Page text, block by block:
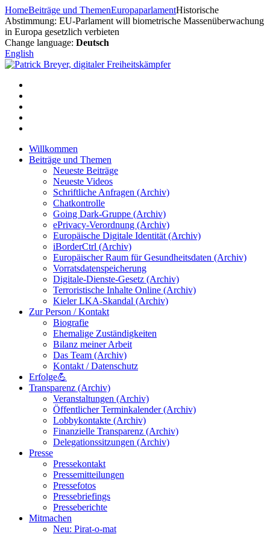
Zum
Inhalt
springen
HomeBeiträge und ThemenEuropaparlamentHistorische
Abstimmung: EU-Parlament will biometrische Massenüberwachung
in Europa gesetzlich verbieten
Change language: Deutsch
English
Willkommen
Beiträge und Themen
Neueste Beiträge
Neueste Videos
Schriftliche Anfragen (Archiv)
Chatkontrolle
Going Dark-Gruppe (Archiv)
ePrivacy-Verordnung (Archiv)
Europäische Digitale Identität (Archiv)
iBorderCtrl (Archiv)
Europäischer Raum für Gesundheitsdaten (Archiv)
Vorratsdatenspeicherung
Digitale-Dienste-Gesetz (Archiv)
Terroristische Inhalte Online (Archiv)
Kieler LKA-Skandal (Archiv)
Zur Person / Kontakt
Biografie
Ehemalige Zuständigkeiten
Bilanz meiner Arbeit
Das Team (Archiv)
Kontakt / Datenschutz
Erfolge💪
Transparenz (Archiv)
Veranstaltungen (Archiv)
Öffentlicher Terminkalender (Archiv)
Lobbykontakte (Archiv)
Finanzielle Transparenz (Archiv)
Delegationssitzungen (Archiv)
Presse
Pressekontakt
Pressemitteilungen
Pressefotos
Pressebriefings
Presseberichte
Mitmachen
Neu: Pirat-o-mat